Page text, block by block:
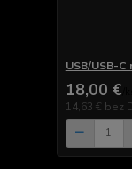
USB/USB-
18,00 €
14,63 € bez